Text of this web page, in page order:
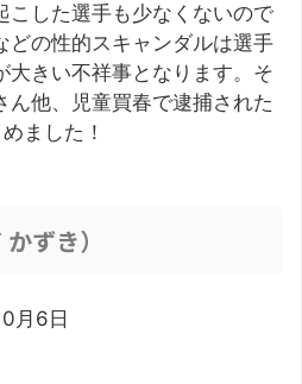
こした選手も少なくないので
どの性的スキャンダルは選手
大きい不祥事となります。そ
ん他、児童買春で逮捕された
ました！
ずき）
月6日